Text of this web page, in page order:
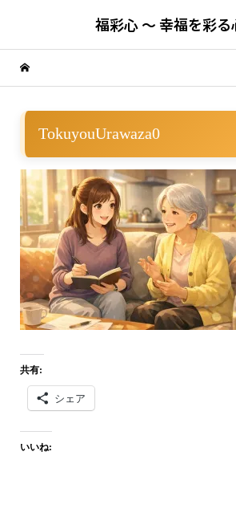
福彩心 ～ 幸福を彩る
TokuyouUrawaza0
共有:
シェア
いいね: